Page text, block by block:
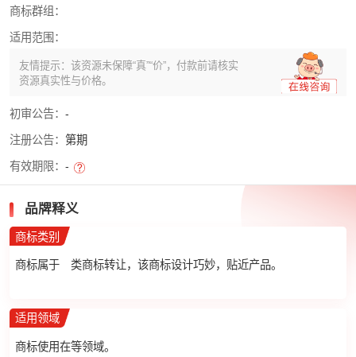
商标群组：
适用范围：
友情提示：该资源未保障“真”“价”，付款前请核实
资源真实性与价格。
初审公告： -
注册公告： 第期
有效期限： -
品牌释义
商标类别
商标属于 类商标转让，该商标设计巧妙，贴近产品。
适用领域
商标使用在等领域。